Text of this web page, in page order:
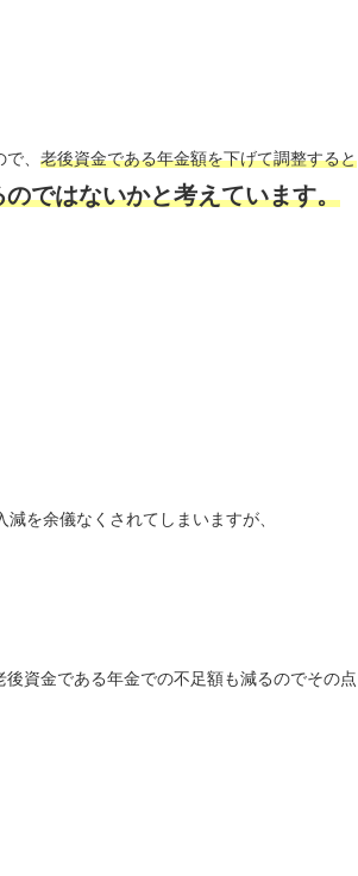
、 老後資金である年金額を下げて調整すると
ではないかと考えています。
を余儀なくされてしまいますが、
後資金である年金での不足額も減るのでその点